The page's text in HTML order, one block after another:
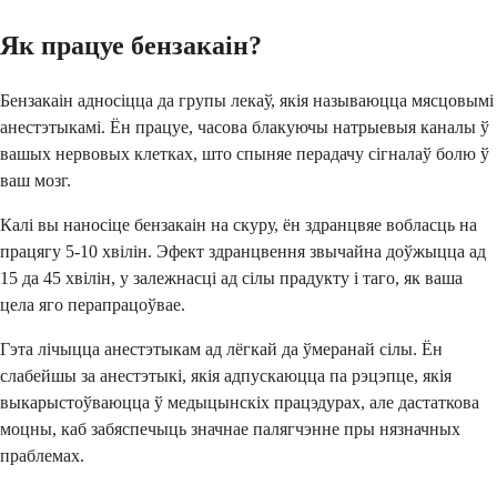
Як працуе бензакаін?
Бензакаін адносіцца да групы лекаў, якія называюцца мясцовымі
анестэтыкамі. Ён працуе, часова блакуючы натрыевыя каналы ў
вашых нервовых клетках, што спыняе перадачу сігналаў болю ў
ваш мозг.
Калі вы наносіце бензакаін на скуру, ён здранцвяе вобласць на
працягу 5-10 хвілін. Эфект здранцвення звычайна доўжыцца ад
15 да 45 хвілін, у залежнасці ад сілы прадукту і таго, як ваша
цела яго перапрацоўвае.
Гэта лічыцца анестэтыкам ад лёгкай да ўмеранай сілы. Ён
слабейшы за анестэтыкі, якія адпускаюцца па рэцэпце, якія
выкарыстоўваюцца ў медыцынскіх працэдурах, але дастаткова
моцны, каб забяспечыць значнае палягчэнне пры нязначных
праблемах.